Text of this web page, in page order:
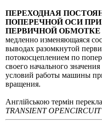
ПЕРЕХОДНАЯ
ПОПЕРЕЧНОЙ ОСИ
ПЕРВИЧНОЙ ОБМОТКЕ
медленно изменяющаяся
выводах разомкнутой
потокосцеплением по
своего начального
условий работы машины
вращения.
Англійською термін
TRANSIENT